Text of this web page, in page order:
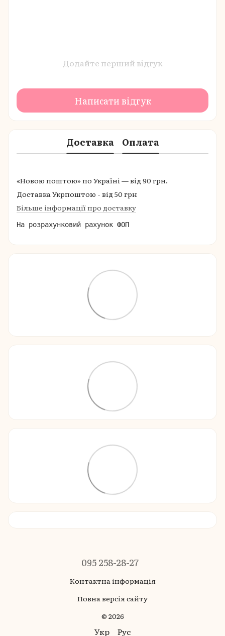
Додайте перший відгук
Написати відгук
Доставка Оплата
«Новою поштою» по Україні — від 90 грн.
Доставка Укрпоштою - від 50 грн
Більше інформації про доставку
На розрахунковий рахунок ФОП
095 258-28-27
Контактна інформація
Повна версія сайту
© 2026
Укр Рус